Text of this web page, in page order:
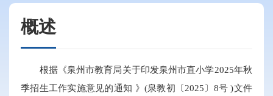
概述
根据《泉州市教育局关于印发泉州市直小学2025年秋
季招生工作实施意见的通知 》(泉教初〔2025〕8号 )文件